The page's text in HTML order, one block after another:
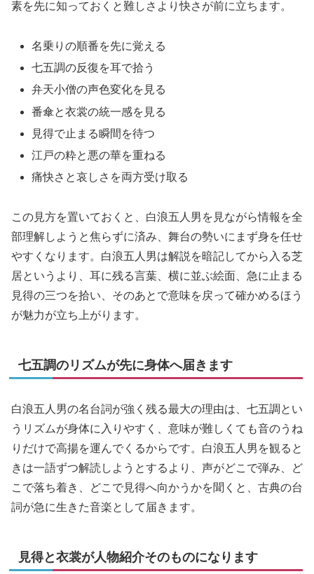
素を先に知っておくと難しさより快さが前に立ちます。
名乗りの順番を先に覚える
七五調の反復を耳で拾う
弁天小僧の声色変化を見る
番傘と衣裳の統一感を見る
見得で止まる瞬間を待つ
江戸の粋と悪の華を重ねる
痛快さと哀しさを両方受け取る
この見方を置いておくと、白浪五人男を見ながら情報を全
部理解しようと焦らずに済み、舞台の勢いにまず身を任せ
やすくなります。白浪五人男は解説を暗記してから入る芝
居というより、耳に残る言葉、横に並ぶ絵面、急に止まる
見得の三つを拾い、そのあとで意味を戻って確かめるほう
が魅力が立ち上がります。
七五調のリズムが先に身体へ届きます
白浪五人男の名台詞が強く残る最大の理由は、七五調とい
うリズムが身体に入りやすく、意味が難しくても音のうね
りだけで高揚を運んでくるからです。白浪五人男を観ると
きは一語ずつ解読しようとするより、声がどこで弾み、ど
こで落ち着き、どこで見得へ向かうかを聞くと、古典の台
詞が急に生きた音楽として届きます。
見得と衣裳が人物紹介そのものになります